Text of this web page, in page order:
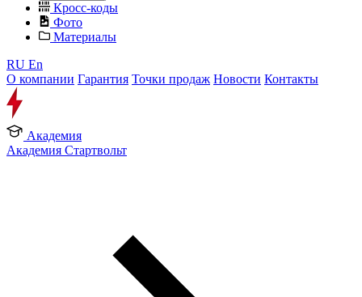
Кросс-коды
Фото
Материалы
RU En
О компании Гарантия Точки продаж Новости Контакты
Академия
Академия Стартвольт